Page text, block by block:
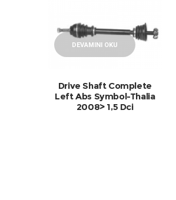
DEVAMINI OKU
Drive Shaft Complete
Left Abs Symbol-Thalia
2008> 1,5 Dci